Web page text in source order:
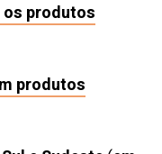
produtos
produtos